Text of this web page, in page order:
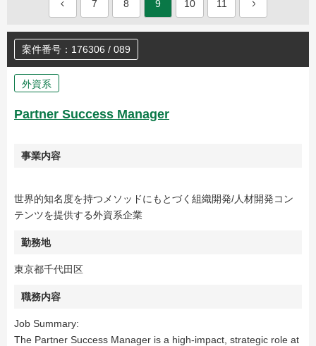
7 8 9 10 11
案件番号：176306 / 089
外資系
Partner Success Manager
事業内容
世界的知名度を持つメソッドにもとづく組織開発/人材開発コン
テンツを提供する外資系企業
勤務地
東京都千代田区
職務内容
Job Summary:
The Partner Success Manager is a high-impact, strategic role at